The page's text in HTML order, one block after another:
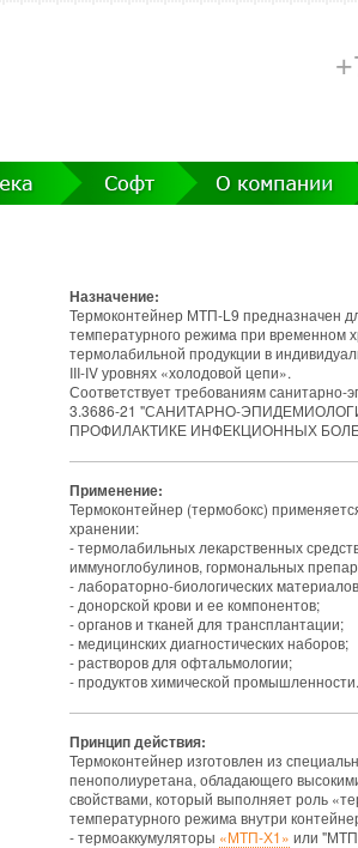
Назначение:
Термоконтейнер МТП-L9 предназначен
температурного режима при временном
термолабильной продукции в
III-IV уровнях «холодовой цепи».
Соответствует требованиям санитарно-
3.3686-21 "САНИТАРНО-
ПРОФИЛАКТИКЕ ИНФЕКЦИОННЫХ
Применение:
Термоконтейнер (термобокс)
хранении:
- термолабильных лекарственных
иммуноглобулинов, гормональных
- лабораторно-биологических
- донорской крови и ее компонентов;
- органов и тканей для трансплантации;
- медицинских диагностических наборов;
- растворов для офтальмологии;
- продуктов химической промышленности.
Принцип действия:
Термоконтейнер изготовлен из
пенополиуретана, обладающего
свойствами, который выполняет роль
температурного режима внутри
- термоаккумуляторы «МТП-Х1» или